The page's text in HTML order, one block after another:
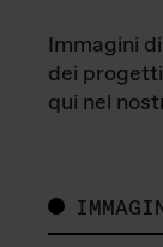
Immagini di
dei
qui nel